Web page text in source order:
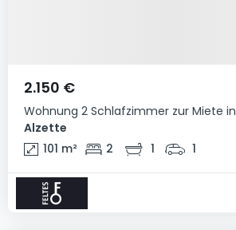
Wohnung 2 Schlafzimmer zur Miete in
Alzette
2.150 €
101 m² 2 1 1